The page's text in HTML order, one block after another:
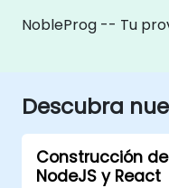
NobleProg -- Tu
Descubra
Construcción
NodeJS y React